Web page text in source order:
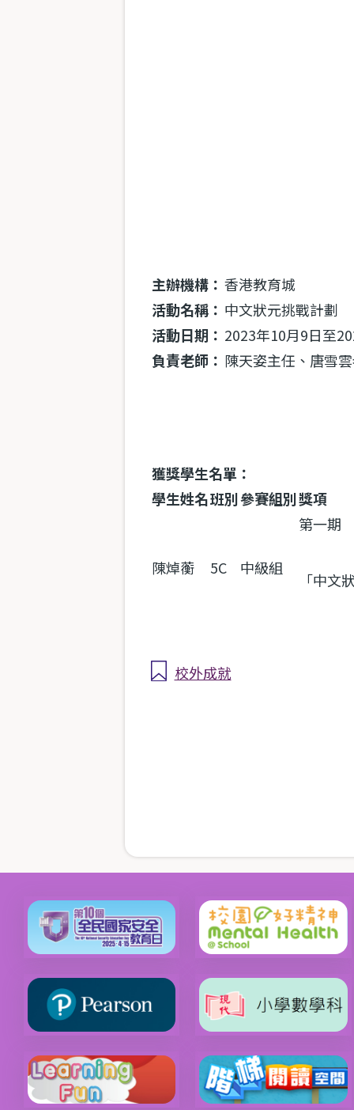
主辦機構： 香港教育城
活動名稱： 中文狀元挑戰計劃
活動日期： 2023年10月9日至
負責老師： 陳天姿主任、唐雪
獲獎學生名單：
學生姓名班別參賽組別獎項
陳焯蘅 5C 中級組
第一期
「中文
校外成就